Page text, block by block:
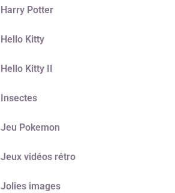
Harry Potter
Hello Kitty
Hello Kitty II
Insectes
Jeu Pokemon
Jeux vidéos rétro
Jolies images